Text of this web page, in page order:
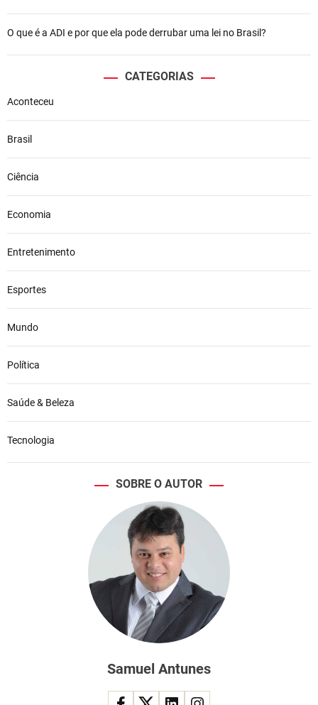
O que é a ADI e por que ela pode derrubar uma lei no Brasil?
CATEGORIAS
Aconteceu
Brasil
Ciência
Economia
Entretenimento
Esportes
Mundo
Política
Saúde & Beleza
Tecnologia
SOBRE O AUTOR
Samuel Antunes